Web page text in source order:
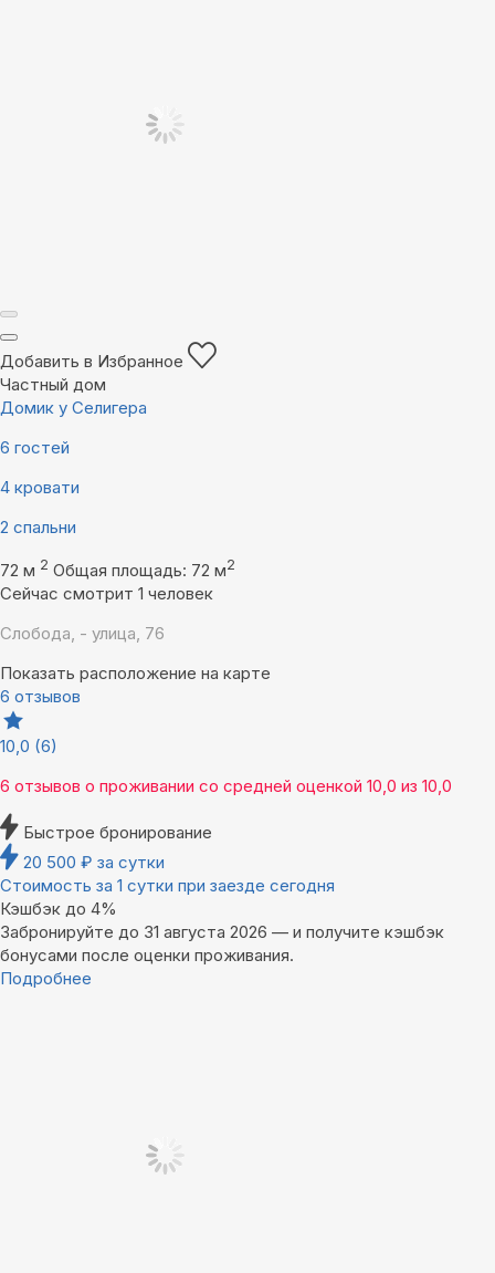
Добавить в Избранное
Частный дом
Домик у Селигера
6 гостей
4 кровати
2 спальни
72 м 2 Общая площадь: 72 м2
Сейчас смотрит 1 человек
Слобода, - улица, 76
Показать расположение на карте
6 отзывов
10,0 (6)
6 отзывов о проживании со средней оценкой 10,0 из 10,0
Быстрое бронирование
20 500 ₽ за сутки
Стоимость за 1 сутки при заезде сегодня
Кэшбэк до 4%
Забронируйте до 31 августа 2026 — и получите кэшбэк
бонусами после оценки проживания.
Подробнее